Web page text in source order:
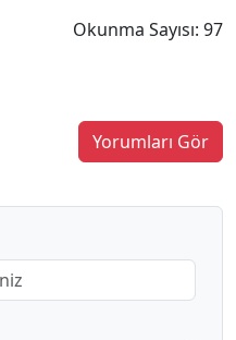
Okunma Sayısı: 97
Yorumları Gör